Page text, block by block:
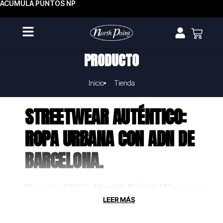
ACUMULA PUNTOS NP
PRODUCTO
Inicio Tienda
STREETWEAR AUTÉNTICO:
ROPA URBANA CON ADN DE
BARCELONA.
solo fabrica ropa, crea uniformes